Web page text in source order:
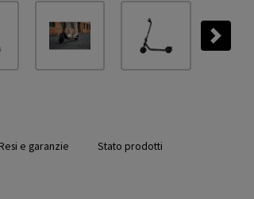
Next
Resi e garanzie Stato prodotti